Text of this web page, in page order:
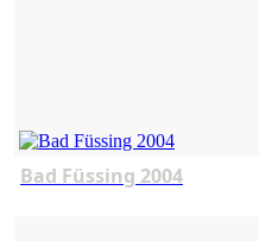
Bad Füssing 2004